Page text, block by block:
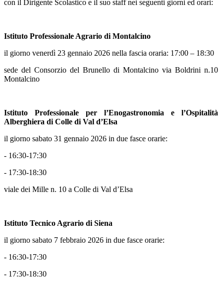
con il Dirigente Scolastico e il suo staff nei seguenti giorni ed orari:
Istituto Professionale Agrario di Montalcino
il giorno venerdì 23 gennaio 2026 nella fascia oraria: 17:00 – 18:30
sede del Consorzio del Brunello di Montalcino via Boldrini n.10
Montalcino
Istituto Professionale per l’Enogastronomia e l’Ospitalità
Alberghiera di Colle di Val d’Elsa
il giorno sabato 31 gennaio 2026 in due fasce orarie:
- 16:30-17:30
- 17:30-18:30
viale dei Mille n. 10 a Colle di Val d’Elsa
Istituto Tecnico Agrario di Siena
il giorno sabato 7 febbraio 2026 in due fasce orarie:
- 16:30-17:30
- 17:30-18:30